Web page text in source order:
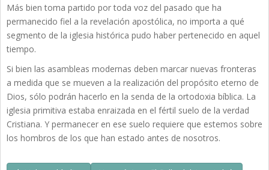
Más bien toma partido por toda voz del pasado que ha
permanecido fiel a la revelación apostólica, no importa a qué
segmento de la iglesia histórica pudo haber pertenecido en aquel
tiempo.
Si bien las asambleas modernas deben marcar nuevas fronteras
a medida que se mueven a la realización del propósito eterno de
Dios, sólo podrán hacerlo en la senda de la ortodoxia bíblica. La
iglesia primitiva estaba enraizada en el fértil suelo de la verdad
Cristiana. Y permanecer en ese suelo requiere que estemos sobre
los hombros de los que han estado antes de nosotros.